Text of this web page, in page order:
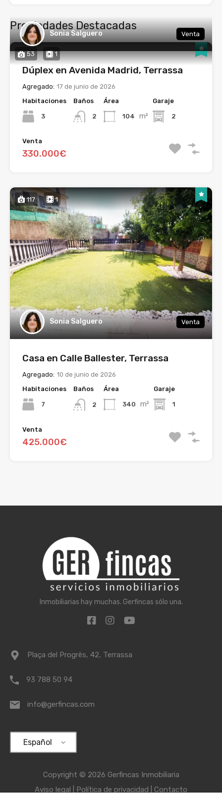
Propiedades Destacadas
53 1
Sonia Salguero Venta
Dúplex en Avenida Madrid, Terrassa
Agregado: 17 de junio de 2026
Habitaciones
3
Baños
2
Área
104 m²
Garaje
2
Venta
330.000€
117 1
Sonia Salguero Venta
Casa en Calle Ballester, Terrassa
Agregado: 10 de junio de 2026
Habitaciones
7
Baños
2
Área
340 m²
Garaje
1
Venta
425.000€
Inmobiliarias hay muchas. Gerfincas sólo una.
Plaça del Progrès, 42, Terrassa
93 788 50 94
info@gerfincas.com
Español
Copyright © 2026 Gerfincas Inmobiliaria
Aviso legal
Política de privacidad Contacto